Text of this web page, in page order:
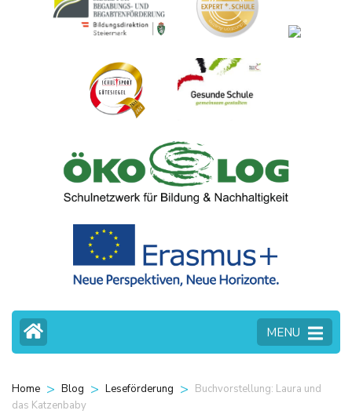
MENU
Home > Blog > Leseförderung > Buchvorstellung: Laura und
das Katzenbaby